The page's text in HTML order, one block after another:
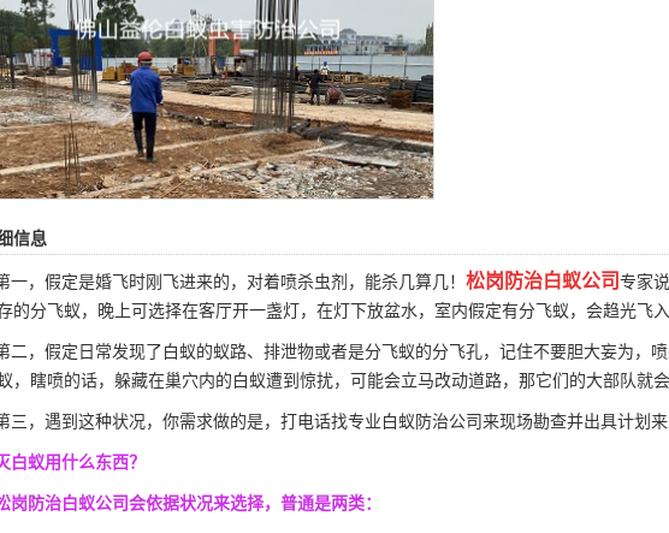
信息
一，假定是婚飞时刚飞进来的，对着喷杀虫剂，能杀几算几！ 松岗防治白蚁公司专家
的分飞蚁，晚上可选择在客厅开一盏灯，在灯下放盆水，室内假定有分飞蚁，会趋光飞
二，假定日常发现了白蚁的蚁路、排泄物或者是分飞蚁的分飞孔，记住不要胆大妄为，
，瞎喷的话，躲藏在巢穴内的白蚁遭到惊扰，可能会立马改动道路，那它们的大部队就
三，遇到这种状况，你需求做的是，打电话找专业白蚁防治公司来现场勘查并出具计划来
白蚁用什么东西？
岗防治白蚁公司会依据状况来选择，普通是两类：